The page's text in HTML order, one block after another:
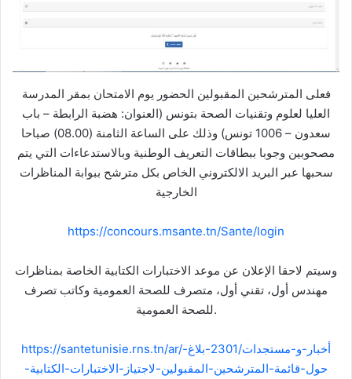
فعلى المترشحين المقبولين الحضور يوم الامتحان بمقر المدرسة
العليا لعلوم وتقنيات الصحة بتونس (العنوان: هضبة الرابطة – باب
سعدون – 1006 تونس) وذلك على الساعة الثامنة (08.00) صباحا
مصحوبين وجوبا ببطاقات التعريف الوطنية وبالاستدعاءات التي يتم
سحبها عبر البريد الالكتروني الخاص بكل مترشح ببوابة المناظرات
الخارجية
https://concours.msante.tn/Sante/login
وسيتم لاحقا الإعلان عن موعد الاختبارات الكتابية الخاصة بمناظرات
مهندس أول، تقني أول، متصرف للصحة العمومية وكاتب تصرف
للصحة العمومية.
https://santetunisie.rns.tn/ar/أخبار-و-مستجدات/2301-بلاغ-
حول-قائمة-المترشحين-المقبولين-لاجتياز-الاختبارات-الكتابية-